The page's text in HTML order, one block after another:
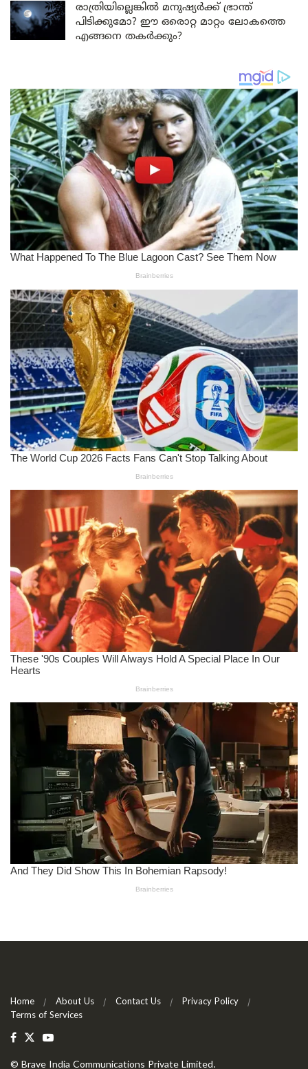
രാത്രിയില്ലെങ്കിൽ മനുഷ്യർക്ക് ഭ്രാന്ത്
പിടിക്കുമോ? ഈ ഒരൊറ്റ മാറ്റം ലോകത്തെ
എങ്ങനെ തകർക്കും?
Home About Us Contact Us
Privacy Policy
Terms of Services
© Brave India Communications Private Limited.